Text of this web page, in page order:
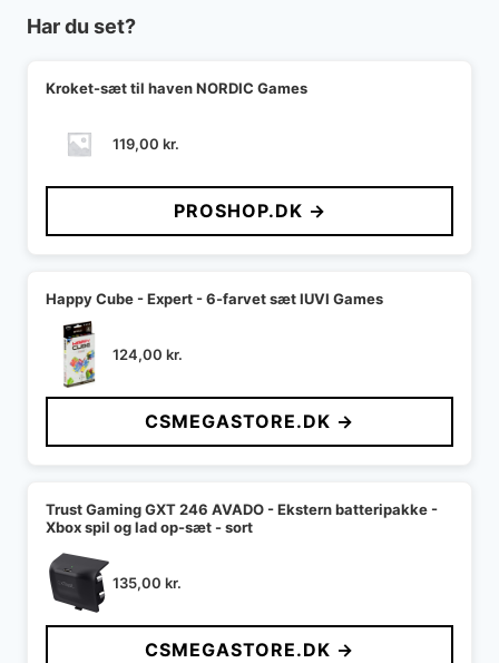
Har du set?
Kroket-sæt til haven NORDIC Games
119,00 kr.
PROSHOP.DK →
Happy Cube - Expert - 6-farvet sæt IUVI Games
124,00 kr.
CSMEGASTORE.DK →
Trust Gaming GXT 246 AVADO - Ekstern batteripakke -
Xbox spil og lad op-sæt - sort
135,00 kr.
CSMEGASTORE.DK →